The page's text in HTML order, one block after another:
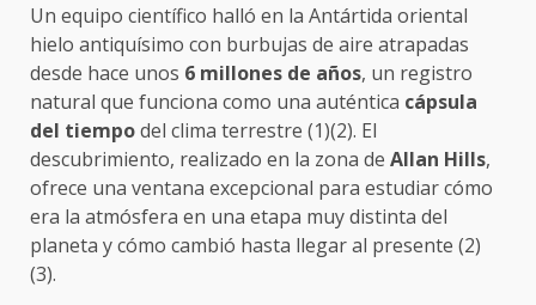
Un equipo científico halló en la Antártida oriental
hielo antiquísimo con burbujas de aire atrapadas
desde hace unos 6 millones de años, un registro
natural que funciona como una auténtica cápsula
del tiempodel clima terrestre (1)(2). El
descubrimiento, realizado en la zona de Allan Hills,
ofrece una ventana excepcional para estudiar cómo
era la atmósfera en una etapa muy distinta del
planeta y cómo cambió hasta llegar al presente (2)
(3).